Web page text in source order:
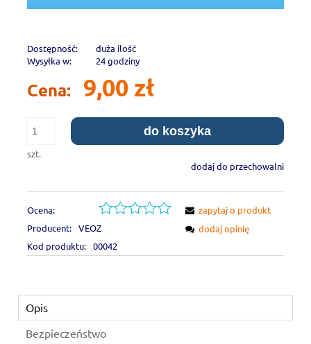
Dostępność:
duża ilość
Wysyłka w:
24 godziny
Cena: 9,00 zł
szt.
do koszyka
dodaj do przechowalni
Ocena:
Producent: VEOZ
Kod produktu: 00042
zapytaj o produkt
dodaj opinię
Opis
Bezpieczeństwo